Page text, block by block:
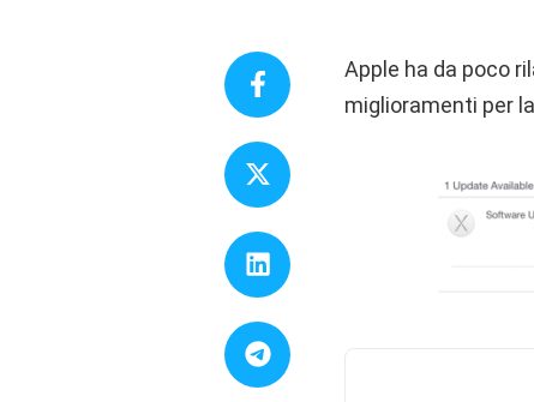
Apple ha da poco
miglioramenti per